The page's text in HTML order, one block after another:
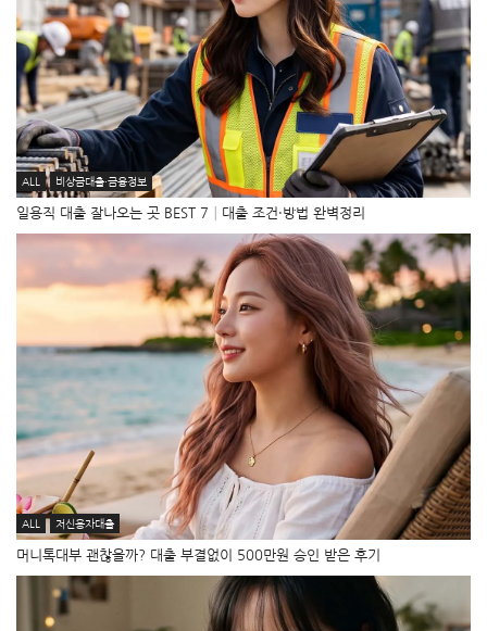
ALL 비상금대출·금융정보
일용직 대출 잘나오는 곳 BEST 7│대출 조건·방법 완벽정리
ALL 저신용자대출
머니톡대부 괜찮을까? 대출 부결없이 500만원 승인 받은 후기